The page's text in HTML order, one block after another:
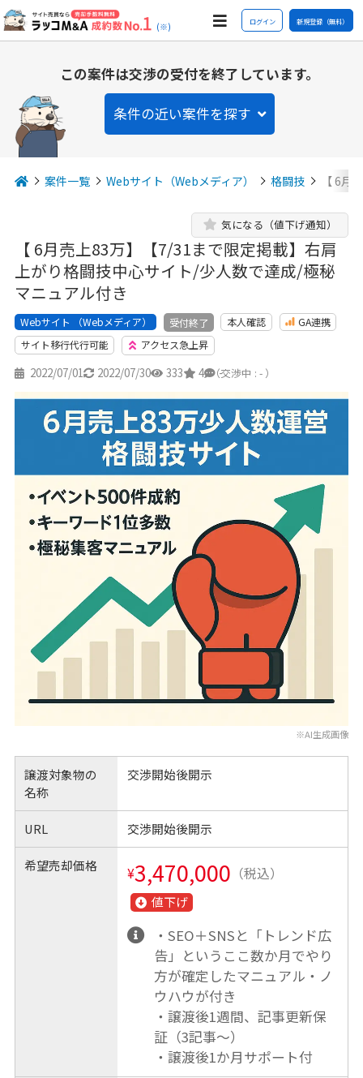
(※) ログイン 新規登録（無料）
この案件は交渉の受付を終了しています。
条件の近い案件を探す
案件一覧 Webサイト（Webメディア） 格闘技 【 6
【 6月売上83万】【7/31まで限定掲載】右肩
上がり格闘技中心サイト/少人数で達成/極秘
マニュアル付き
気になる（値下げ通知）
Webサイト （Webメディア） 受付終了 本人確認
GA連携
サイト移行代行可能
アクセス急上昇
2022/07/01 2022/07/30 333 4 -
（交渉中 : - ）
※AI生成画像
譲渡対象物の
名称
交渉開始後開示
URL 交渉開始後開示
希望売却価格 ¥3,470,000 （税込）
値下げ
・SEO＋SNSと「トレンド広
告」というここ数か月でやり
方が確定したマニュアル・ノ
ウハウが付き
・譲渡後1週間、記事更新保
証（3記事～）
・譲渡後1か月サポート付